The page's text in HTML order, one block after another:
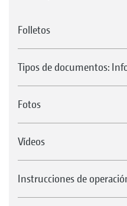
Folletos
Tipos de documentos:
Fotos
Vídeos
Instrucciones de